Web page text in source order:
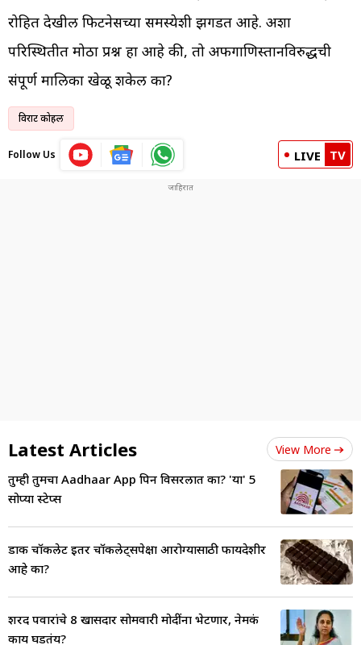
रोहित देखील फिटनेसच्या समस्येशी झगडत आहे. अशा
परिस्थितीत मोठा प्रश्न हा आहे की, तो अफगाणिस्तानविरुद्धची
संपूर्ण मालिका खेळू शकेल का?
विराट कोहली
Follow Us LIVE TV
Latest Articles View More
तुम्ही तुमचा Aadhaar App पिन विसरलात का? 'या' 5
सोप्या स्टेप्स
डार्क चॉकलेट इतर चॉकलेट्सपेक्षा आरोग्यासाठी फायदेशीर
आहे का?
शरद पवारांचे 8 खासदार सोमवारी मोदींना भेटणार, नेमकं
काय घडतंय?